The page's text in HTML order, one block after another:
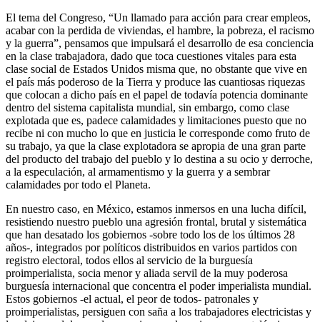
El tema del Congreso, “Un llamado para acción para crear empleos,
acabar con la perdida de viviendas, el hambre, la pobreza, el racismo
y la guerra”, pensamos que impulsará el desarrollo de esa conciencia
en la clase trabajadora, dado que toca cuestiones vitales para esta
clase social de Estados Unidos misma que, no obstante que vive en
el país más poderoso de la Tierra y produce las cuantiosas riquezas
que colocan a dicho país en el papel de todavía potencia dominante
dentro del sistema capitalista mundial, sin embargo, como clase
explotada que es, padece calamidades y limitaciones puesto que no
recibe ni con mucho lo que en justicia le corresponde como fruto de
su trabajo, ya que la clase explotadora se apropia de una gran parte
del producto del trabajo del pueblo y lo destina a su ocio y derroche,
a la especulación, al armamentismo y la guerra y a sembrar
calamidades por todo el Planeta.
En nuestro caso, en México, estamos inmersos en una lucha difícil,
resistiendo nuestro pueblo una agresión frontal, brutal y sistemática
que han desatado los gobiernos -sobre todo los de los últimos 28
años-, integrados por políticos distribuidos en varios partidos con
registro electoral, todos ellos al servicio de la burguesía
proimperialista, socia menor y aliada servil de la muy poderosa
burguesía internacional que concentra el poder imperialista mundial.
Estos gobiernos -el actual, el peor de todos- patronales y
proimperialistas, persiguen con saña a los trabajadores electricistas y